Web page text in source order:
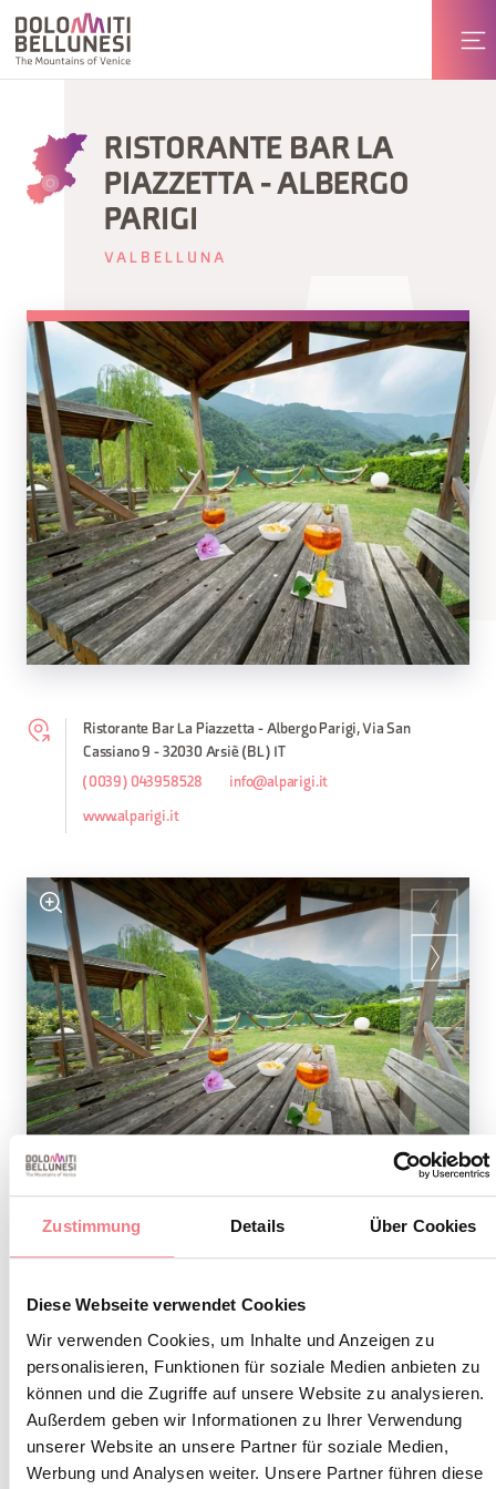
Zustimmung Details Über Cookies
Diese Webseite verwendet Cookies
Wir verwenden Cookies, um Inhalte und Anzeigen zu
personalisieren, Funktionen für soziale Medien anbieten zu
können und die Zugriffe auf unsere Website zu analysieren.
Außerdem geben wir Informationen zu Ihrer Verwendung
unserer Website an unsere Partner für soziale Medien,
Werbung und Analysen weiter. Unsere Partner führen diese
RISTORANTE BAR LA
PIAZZETTA - ALBERGO
PARIGI
VALBELLUNA
Ristorante Bar La Piazzetta - Albergo Parigi, Via San
Cassiano 9 - 32030 Arsiè (BL) IT
(0039) 043958528 info@alparigi.it
www.alparigi.it
1/2
BLEIBEN SIE IN
KONTAKT